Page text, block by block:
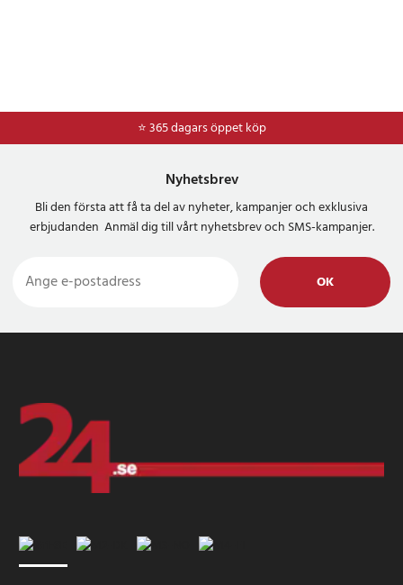
⭐ 365 dagars öppet köp
⭐Frakt 49kr *
Nyhetsbrev
Bli den första att få ta del av nyheter, kampanjer och exklusiva
erbjudanden Anmäl dig till vårt nyhetsbrev och SMS-kampanjer.
OK